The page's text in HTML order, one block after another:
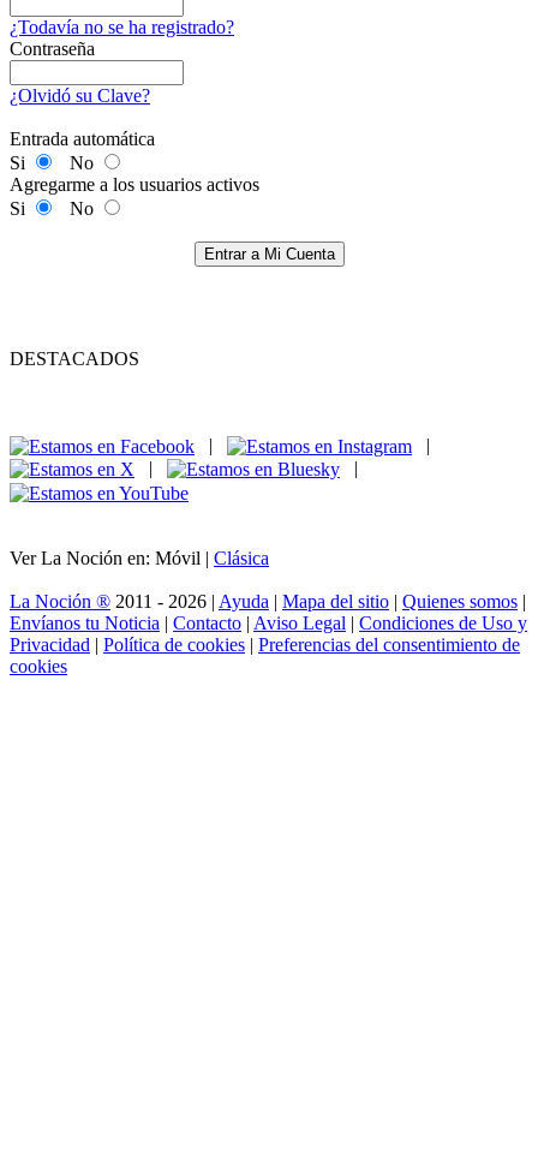
¿Todavía no se ha registrado?
Contraseña
¿Olvidó su Clave?
Entrada automática
Si
No
Agregarme a los usuarios activos
Si
No
Entrar a Mi Cuenta
DESTACADOS
|
|
|
|
Ver La Noción en: Móvil | Clásica
La Noción ® 2011 - 2026 | Ayuda | Mapa del sitio | Quienes somos |
Envíanos tu Noticia | Contacto | Aviso Legal | Condiciones de Uso y
Privacidad | Política de cookies | Preferencias del consentimiento de
cookies